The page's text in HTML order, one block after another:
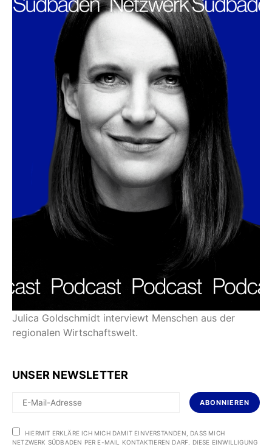
Julica Goldschmidt interviewt Menschen aus der
regionalen Wirtschaftswelt.
UNSER NEWSLETTER
ABONNIEREN
HIERMIT ERKLÄRE ICH MICH DAMIT EINVERSTANDEN, DASS MICH
NETZWERK SÜDBADEN PER E-MAIL KONTAKTIEREN DARF. DIESE EINWILLIGUNG